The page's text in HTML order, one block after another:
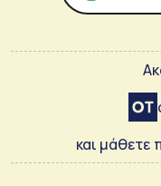
και μάθετε